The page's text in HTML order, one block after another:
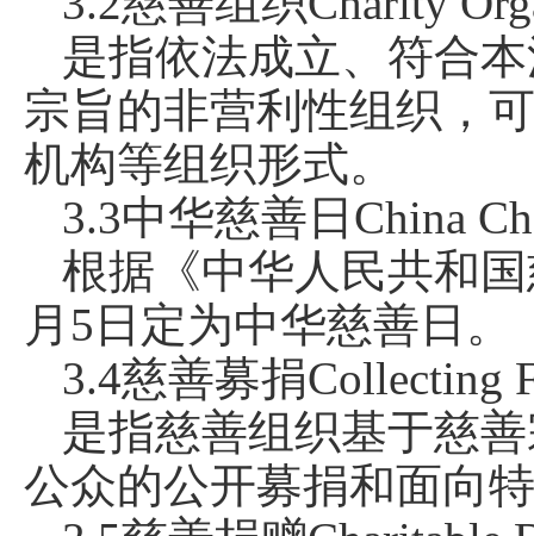
是指依法成立、符合
宗旨的非营利性组织，
机构等组织形式。
3.3中华慈善日China
根据《中华人民共和
月5日定为中华慈善日。
3.4慈善募捐Collecting
是指慈善组织基于慈
公众的公开募捐和面向